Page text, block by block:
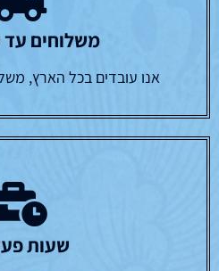
משלוחים עד
אנו עובדים בכל הארץ,
שעות